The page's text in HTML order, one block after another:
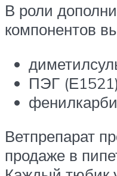
В роли
компонентов
ПЭГ
Ветпрепарат
продаже в